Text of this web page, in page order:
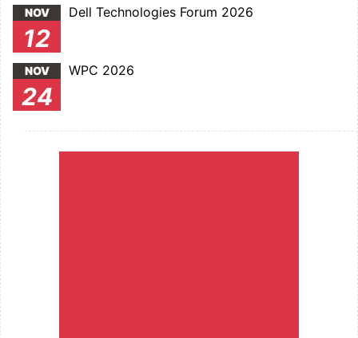
NOV
12
Dell Technologies Forum 2026
NOV
24
WPC 2026